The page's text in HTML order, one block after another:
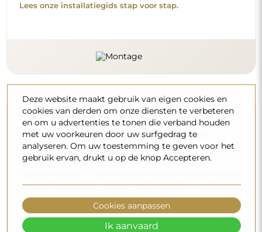
Lees onze installatiegids stap voor stap.
Reiniging en onderhoud
Om een optimale glans te behouden, volstaat een
microvezeldoek en warm water. Als u kiest voor specifieke
producten, zorg er dan voor dat ze een neutrale pH
die azijn, ammoniak of sterke zuren bevatten – zo bewaart
u een mooie weerspiegeling gedurende vele jaren.
Wilt u meer weten?
Deze website maakt gebruik van eigen cookies en
cookies van derden om onze diensten te verbeteren
en om u advertenties te tonen die verband houden
met uw voorkeuren door uw surfgedrag te
analyseren. Om uw toestemming te geven voor het
gebruik ervan, drukt u op de knop Accepteren.
Cookies aanpassen
Ik aanvaard